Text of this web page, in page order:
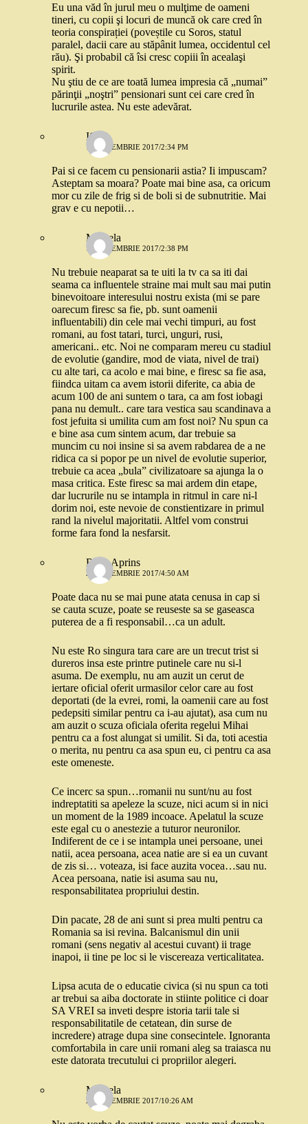
Eu una văd în jurul meu o mulţime de oameni
tineri, cu copii şi locuri de muncă ok care cred în
teoria conspirației (poveștile cu Soros, statul
paralel, dacii care au stăpânit lumea, occidentul cel
rău). Şi probabil că îsi cresc copiii în acealaşi
spirit.
Nu ştiu de ce are toată lumea impresia că „numai”
părinţii „noştri” pensionari sunt cei care cred în
lucrurile astea. Nu este adevărat.
IQ
19 DECEMBRIE 2017/2:34 PM
Pai si ce facem cu pensionarii astia? Ii impuscam?
Asteptam sa moara? Poate mai bine asa, ca oricum
mor cu zile de frig si de boli si de subnutritie. Mai
grav e cu nepotii…
Mihaela
19 DECEMBRIE 2017/2:38 PM
Nu trebuie neaparat sa te uiti la tv ca sa iti dai
seama ca influentele straine mai mult sau mai putin
binevoitoare interesului nostru exista (mi se pare
oarecum firesc sa fie, pb. sunt oamenii
influentabili) din cele mai vechi timpuri, au fost
romani, au fost tatari, turci, unguri, rusi,
americani.. etc. Noi ne comparam mereu cu stadiul
de evolutie (gandire, mod de viata, nivel de trai)
cu alte tari, ca acolo e mai bine, e firesc sa fie asa,
fiindca uitam ca avem istorii diferite, ca abia de
acum 100 de ani suntem o tara, ca am fost iobagi
pana nu demult.. care tara vestica sau scandinava a
fost jefuita si umilita cum am fost noi? Nu spun ca
e bine asa cum sintem acum, dar trebuie sa
muncim cu noi insine si sa avem rabdarea de a ne
ridica ca si popor pe un nivel de evolutie superior,
trebuie ca acea „bula” civilizatoare sa ajunga la o
masa critica. Este firesc sa mai ardem din etape,
dar lucrurile nu se intampla in ritmul in care ni-l
dorim noi, este nevoie de constientizare in primul
rand la nivelul majoritatii. Altfel vom construi
forme fara fond la nesfarsit.
Rosu Aprins
20 DECEMBRIE 2017/4:50 AM
Poate daca nu se mai pune atata cenusa in cap si
se cauta scuze, poate se reuseste sa se gaseasca
puterea de a fi responsabil…ca un adult.
Nu este Ro singura tara care are un trecut trist si
dureros insa este printre putinele care nu si-l
asuma. De exemplu, nu am auzit un cerut de
iertare oficial oferit urmasilor celor care au fost
deportati (de la evrei, romi, la oamenii care au fost
pedepsiti similar pentru ca i-au ajutat), asa cum nu
am auzit o scuza oficiala oferita regelui Mihai
pentru ca a fost alungat si umilit. Si da, toti acestia
o merita, nu pentru ca asa spun eu, ci pentru ca asa
este omeneste.
Ce incerc sa spun…romanii nu sunt/nu au fost
indreptatiti sa apeleze la scuze, nici acum si in nici
un moment de la 1989 incoace. Apelatul la scuze
este egal cu o anestezie a tuturor neuronilor.
Indiferent de ce i se intampla unei persoane, unei
natii, acea persoana, acea natie are si ea un cuvant
de zis si… voteaza, isi face auzita vocea…sau nu.
Acea persoana, natie isi asuma sau nu,
responsabilitatea propriului destin.
Din pacate, 28 de ani sunt si prea multi pentru ca
Romania sa isi revina. Balcanismul din unii
romani (sens negativ al acestui cuvant) ii trage
inapoi, ii tine pe loc si le viscereaza verticalitatea.
Lipsa acuta de o educatie civica (si nu spun ca toti
ar trebui sa aiba doctorate in stiinte politice ci doar
SA VREI sa inveti despre istoria tarii tale si
responsabilitatile de cetatean, din surse de
incredere) atrage dupa sine consecintele. Ignoranta
comfortabila in care unii romani aleg sa traiasca nu
este datorata trecutului ci propriilor alegeri.
Mihaela
20 DECEMBRIE 2017/10:26 AM